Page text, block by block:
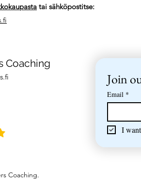
tai sähköpostitse:
Coaching
Join
Email *
I
Coaching.